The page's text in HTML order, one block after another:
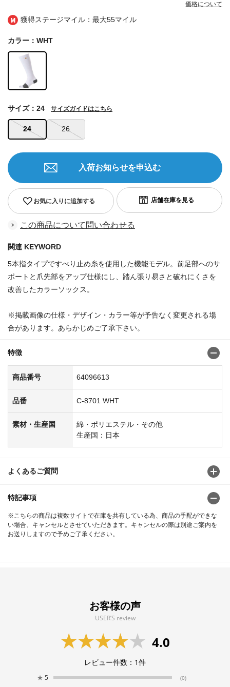
獲得ステージマイル：最大55マイル
価格について
カラー：WHT
24 26
サイズ：24 サイズガイドはこちら
お気に入りに追加する
入荷お知らせを申込む
この商品について問い合わせる
関連 KEYWORD
5本指タイプですべり止め糸を使用した機能モデル。前足部へのサ
ポートと爪先部をアップ仕様にし、踏ん張り易さと破れにくさを
改善したカラーソックス。
※掲載画像の仕様・デザイン・カラー等が予告なく変更される場
合があります。あらかじめご了承下さい。
特徴
商品番号 64096613
品番 C-8701 WHT
素材・生産国
綿・ポリエステル・その他
生産国：日本
よくあるご質問
特記事項
※こちらの商品は複数サイトで在庫を共有している為、商品の手配ができな
い場合、キャンセルとさせていただきます。キャンセルの際は別途ご案内を
お送りしますので予めご了承ください。
お客様の声
USER’S review
4.0
レビュー件数： 1件
★ 5 (0)